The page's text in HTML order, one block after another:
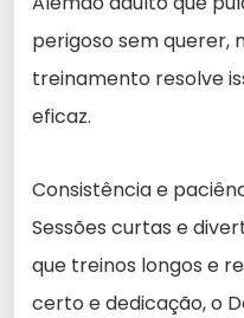
perigoso sem querer,
treinamento resolve
eficaz.
Consistência e
Sessões curtas e
que treinos longos e
certo e dedicação, o